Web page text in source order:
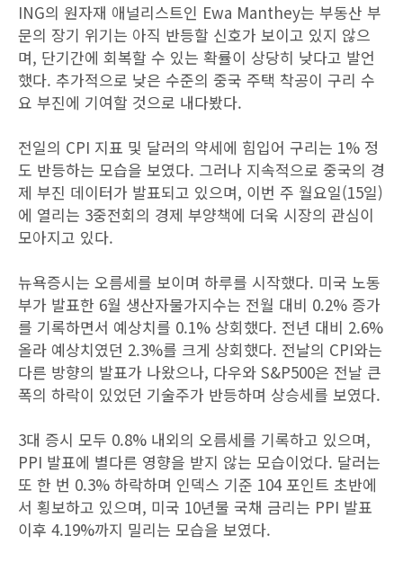
ING의 원자재 애널리스트인 Ewa Manthey는 부동산 부
문의 장기 위기는 아직 반등할 신호가 보이고 있지 않으
며, 단기간에 회복할 수 있는 확률이 상당히 낮다고 발언
했다. 추가적으로 낮은 수준의 중국 주택 착공이 구리 수
요 부진에 기여할 것으로 내다봤다.
전일의 CPI 지표 및 달러의 약세에 힘입어 구리는 1% 정
도 반등하는 모습을 보였다. 그러나 지속적으로 중국의 경
제 부진 데이터가 발표되고 있으며, 이번 주 월요일(15일)
에 열리는 3중전회의 경제 부양책에 더욱 시장의 관심이
모아지고 있다.
뉴욕증시는 오름세를 보이며 하루를 시작했다. 미국 노동
부가 발표한 6월 생산자물가지수는 전월 대비 0.2% 증가
를 기록하면서 예상치를 0.1% 상회했다. 전년 대비 2.6%
올라 예상치였던 2.3%를 크게 상회했다. 전날의 CPI와는
다른 방향의 발표가 나왔으나, 다우와 S&P500은 전날 큰
폭의 하락이 있었던 기술주가 반등하며 상승세를 보였다.
3대 증시 모두 0.8% 내외의 오름세를 기록하고 있으며,
PPI 발표에 별다른 영향을 받지 않는 모습이었다. 달러는
또 한 번 0.3% 하락하며 인덱스 기준 104 포인트 초반에
서 횡보하고 있으며, 미국 10년물 국채 금리는 PPI 발표
이후 4.19%까지 밀리는 모습을 보였다.